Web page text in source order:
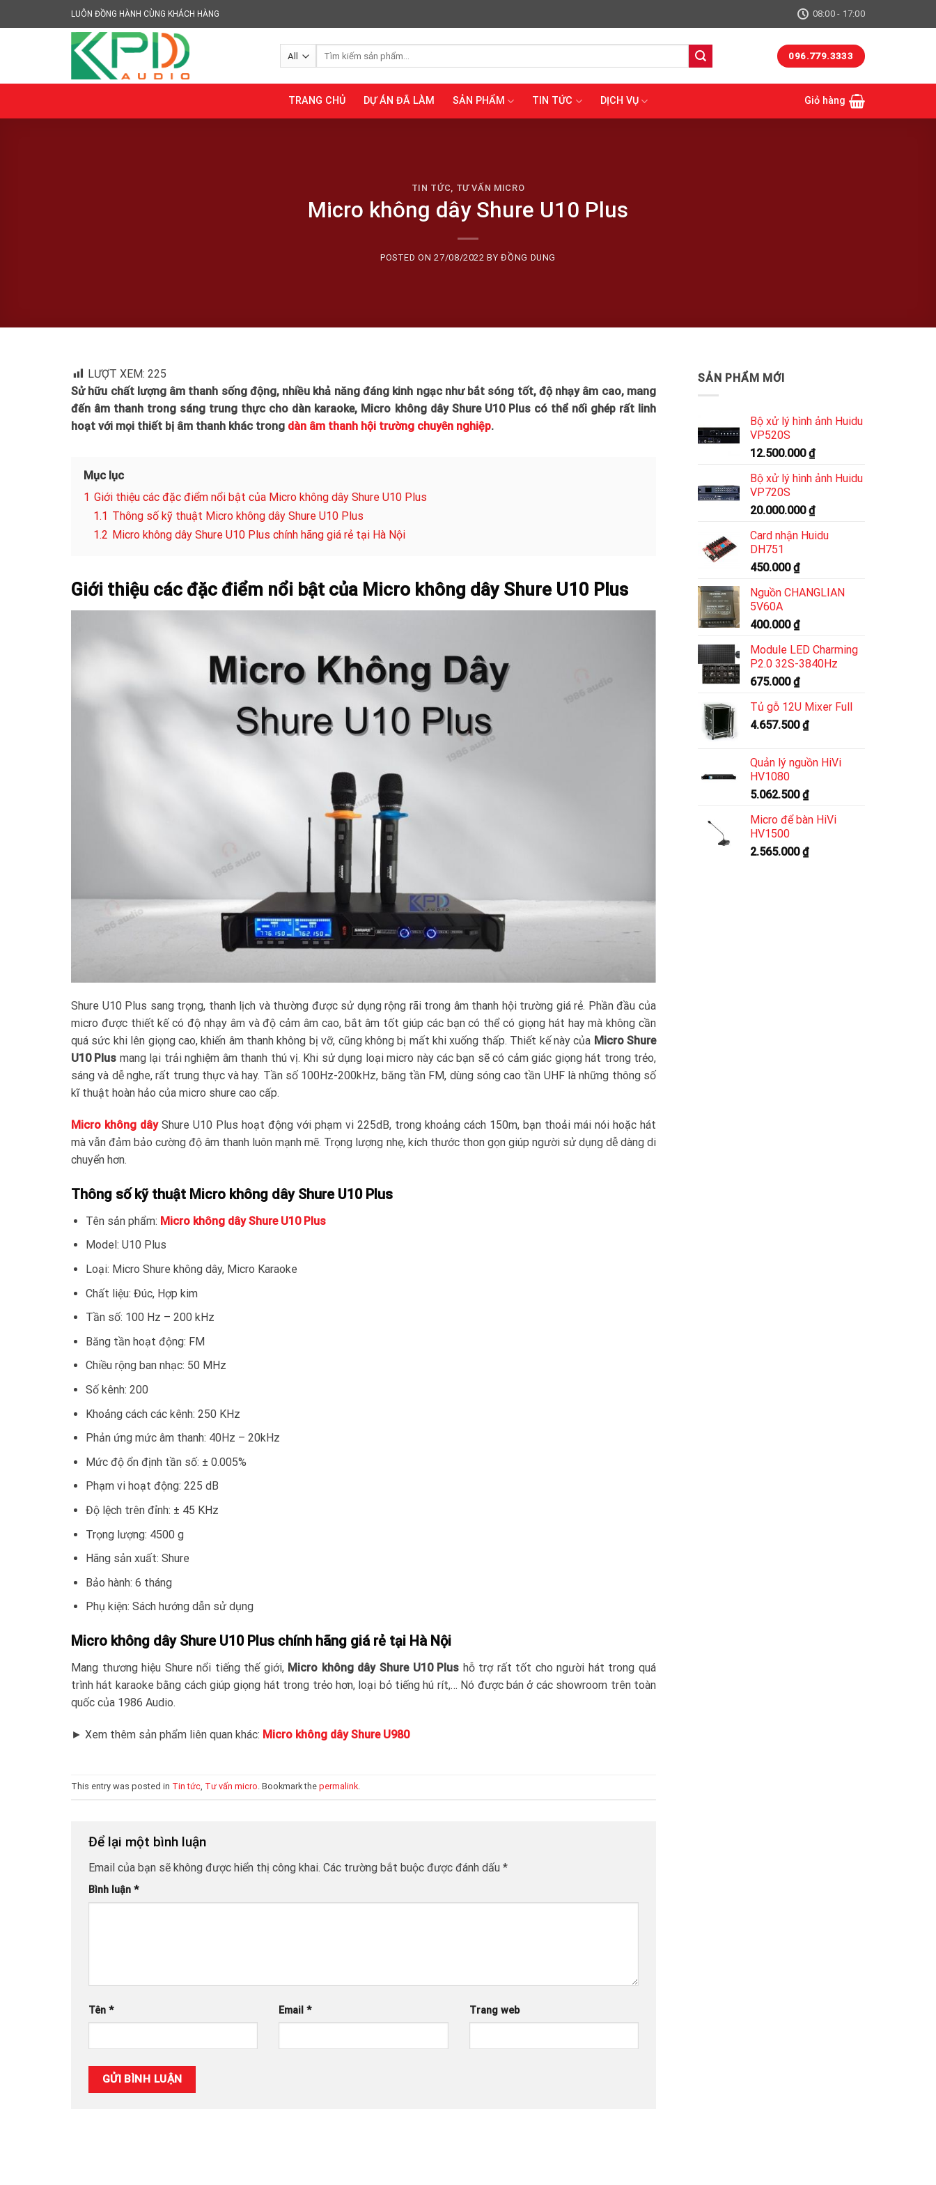
to
LUÔN ĐỒNG HÀNH CÙNG KHÁCH HÀNG 08:00 - 17:00
096.779.3333
TRANG CHỦ DỰ ÁN ĐÃ LÀM SẢN PHẨM TIN TỨC DỊCH VỤ Giỏ hàng
TIN TỨC TƯ VẤN MICRO
Micro không dây Shure U10 Plus
POSTED ON27/08/2022 BYĐỒNG DUNG
LƯỢT XEM: 225
Sử hữu chất lượng âm thanh sống động, nhiều khả năng đáng kinh ngạc như bắt sóng tốt, độ nhạy âm cao, mang
đến âm thanh trong sáng trung thực cho dàn karaoke, Micro không dây Shure U10 Plus có thể nối ghép rất linh
hoạt với mọi thiết bị âm thanh khác trong dàn âm thanh hội trường chuyên nghiệp.
Mục lục
1 Giới thiệu các đặc điểm nổi bật của Micro không dây Shure U10 Plus
1.1 Thông số kỹ thuật Micro không dây Shure U10 Plus
1.2 Micro không dây Shure U10 Plus chính hãng giá rẻ tại Hà Nội
Giới thiệu các đặc điểm nổi bật của Micro không dây Shure U10 Plus
Shure U10 Plus sang trọng, thanh lịch và thường được sử dụng rộng rãi trong âm thanh hội trường giá rẻ. Phần đầu của
micro được thiết kế có độ nhạy âm và độ cảm âm cao, bắt âm tốt giúp các bạn có thể có giọng hát hay mà không cần
quá sức khi lên giọng cao, khiến âm thanh không bị vỡ, cũng không bị mất khi xuống thấp. Thiết kế này của Micro Shure
U10 Plus mang lại trải nghiệm âm thanh thú vị. Khi sử dụng loại micro này các bạn sẽ có cảm giác giọng hát trong trẻo,
sáng và dễ nghe, rất trung thực và hay. Tần số 100Hz-200kHz, băng tần FM, dùng sóng cao tần UHF là những thông số
kĩ thuật hoàn hảo của micro shure cao cấp.
Micro không dây Shure U10 Plus hoạt động với phạm vi 225dB, trong khoảng cách 150m, bạn thoải mái nói hoặc hát
mà vẫn đảm bảo cường độ âm thanh luôn mạnh mẽ. Trọng lượng nhẹ, kích thước thon gọn giúp người sử dụng dễ dàng di
chuyển hơn.
Thông số kỹ thuật Micro không dây Shure U10 Plus
Tên sản phẩm: Micro không dây Shure U10 Plus
Model: U10 Plus
Loại: Micro Shure không dây, Micro Karaoke
Chất liệu: Đúc, Hợp kim
Tần số: 100 Hz – 200 kHz
Băng tần hoạt động: FM
Chiều rộng ban nhạc: 50 MHz
Số kênh: 200
Khoảng cách các kênh: 250 KHz
Phản ứng mức âm thanh: 40Hz – 20kHz
Mức độ ổn định tần số: ± 0.005%
Phạm vi hoạt động: 225 dB
Độ lệch trên đỉnh: ± 45 KHz
Trọng lượng: 4500 g
Hãng sản xuất: Shure
Bảo hành: 6 tháng
Phụ kiện: Sách hướng dẫn sử dụng
Micro không dây Shure U10 Plus chính hãng giá rẻ tại Hà Nội
Mang thương hiệu Shure nổi tiếng thế giới, Micro không dây Shure U10 Plus hỗ trợ rất tốt cho người hát trong quá
trình hát karaoke bằng cách giúp giọng hát trong trẻo hơn, loại bỏ tiếng hú rít,… Nó được bán ở các showroom trên toàn
quốc của 1986 Audio.
► Xem thêm sản phẩm liên quan khác: Micro không dây Shure U980
This entry was posted in Tin tức, Tư vấn micro. Bookmark the permalink.
Để lại một bình luận
Email của bạn sẽ không được hiển thị công khai. Các trường bắt buộc được đánh dấu *
Bình luận *
Tên * Email* Trang web
SẢN PHẨM MỚI
Bộ xử lý hình ảnh Huidu
VP520S
12.500.000₫
Bộ xử lý hình ảnh Huidu
VP720S
20.000.000₫
Card nhận Huidu
DH751
450.000₫
Nguồn CHANGLIAN
5V60A
400.000₫
Module LED Charming
P2.0 32S-3840Hz
675.000₫
Tủ gỗ 12U Mixer Full
4.657.500₫
Quản lý nguồn HiVi
HV1080
5.062.500₫
Micro để bàn HiVi
HV1500
2.565.000₫